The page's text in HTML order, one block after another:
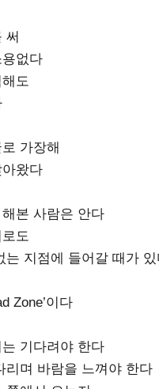
써
없다
도
가장해
왔다
본 사람은 안다
도
는 지점에 들어갈 때가
Zone’이다
기다려야 한다
리며 바람을 느껴야 한다